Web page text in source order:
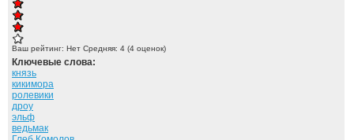
Ваш рейтинг: Нет Средняя: 4 (4 оценок)
Ключевые слова:
князь
кикимора
ролевики
дроу
эльф
ведьмак